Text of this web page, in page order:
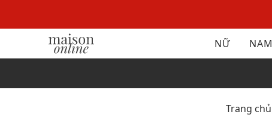
NỮ NAM
Trang chủ